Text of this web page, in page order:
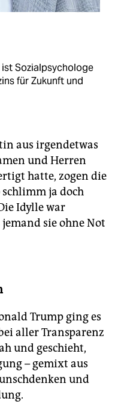
Sozialpsychologe
für Zukunft und
aus irgendetwas
und Herren
hatte, zogen die
schlimm ja doch
Idylle war
sie ohne Not
Trump ging es
aller Transparenz
und geschieht,
– gemixt aus
und